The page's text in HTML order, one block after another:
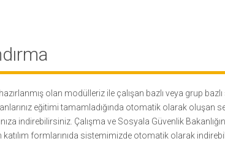
olan modülleriz ile çalışan bazlı veya grup
eğitimi tamamladığında otomatik olarak oluşan
indirebilirsiniz. Çalışma ve Sosyala Güvenlik
katılım formlarınıda sistemimizde otomatik olarak